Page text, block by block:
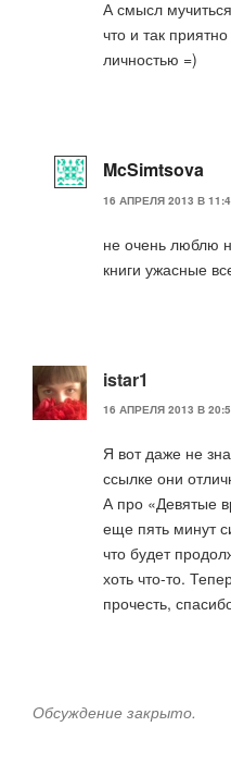
А смысл
что и так
личностью =)
McSimtsova
16 АПРЕЛЯ 2013 В
не очень люблю
книги ужасные
istar1
16 АПРЕЛЯ 2013 В
Я вот даже не
ссылке они
А про «Девятые
еще пять минут
что будет
хоть что-то.
прочесть,
Обсуждение закрыто.